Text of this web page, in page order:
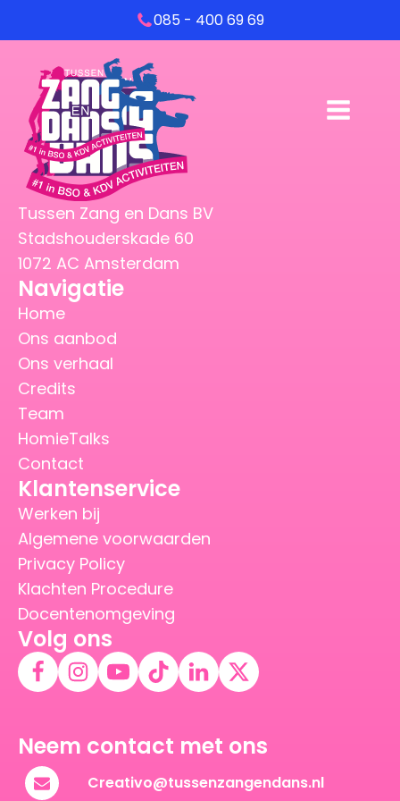
085 - 400 69 69
Tussen Zang en Dans BV
Stadshouderskade 60
1072 AC Amsterdam
Navigatie
Home
Ons aanbod
Ons verhaal
Credits
Team
HomieTalks
Contact
Klantenservice
Werken bij
Algemene voorwaarden
Privacy Policy
Klachten Procedure
Docentenomgeving
Volg ons
Neem contact met ons
Creativo@tussenzangendans.nl